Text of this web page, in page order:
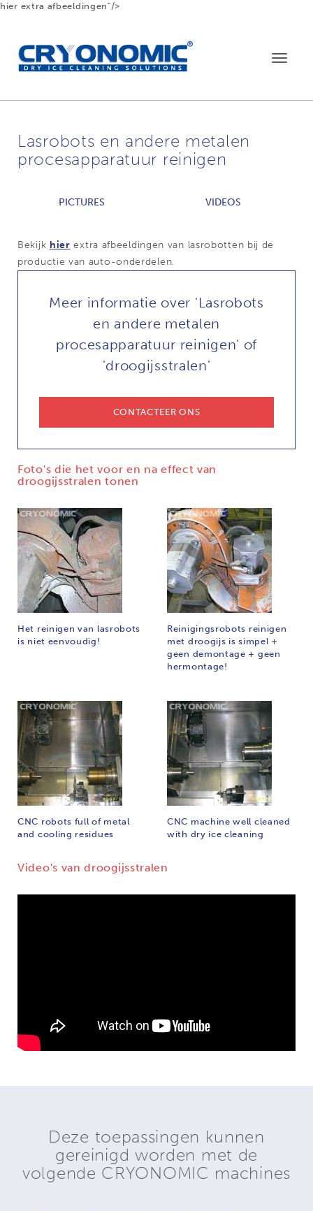
hier extra afbeeldingen"/>
Toggle
Lasrobots en andere metalen
procesapparatuur reinigen
PICTURES VIDEOS
Bekijk hier extra afbeeldingen van lasrobotten bij de
productie van auto-onderdelen.
Meer informatie over 'Lasrobots
en andere metalen
procesapparatuur reinigen' of
'droogijsstralen'
CONTACTEER ONS
Foto's die het voor en na effect van
droogijsstralen tonen
Het reinigen van lasrobots
is niet eenvoudig!
Reinigingsrobots reinigen
met droogijs is simpel +
geen demontage + geen
hermontage!
CNC robots full of metal
and cooling residues
CNC machine well cleaned
with dry ice cleaning
Video's van droogijsstralen
Deze toepassingen kunnen
gereinigd worden met de
volgende CRYONOMIC machines